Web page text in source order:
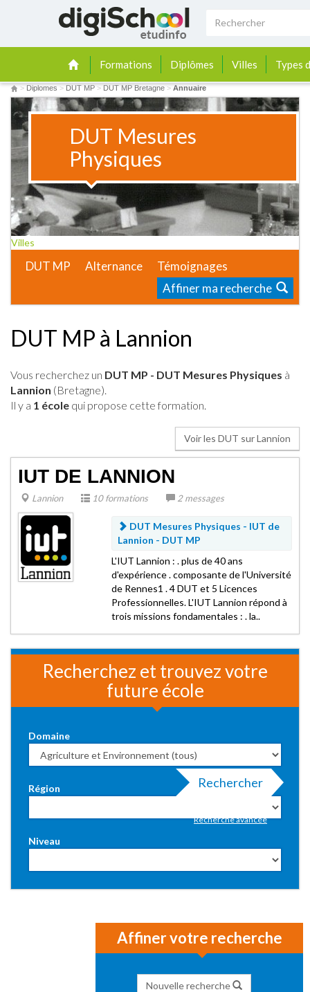
Formations Diplômes Villes Types
> Diplomes > DUT MP > DUT MP Bretagne > Annuaire
DUT Mesures
Physiques
Villes
DUT MP Alternance
Témoignages
Affiner ma recherche
DUT MP à Lannion
Vous recherchez un DUT MP - DUT Mesures Physiques à
Lannion (Bretagne).
Il y a 1 école qui propose cette formation.
Voir les DUT sur Lannion
IUT DE LANNION
Lannion 10 formations 2 messages
DUT Mesures Physiques - IUT de
Lannion - DUT MP
L'IUT Lannion : . plus de 40 ans
d'expérience . composante de l'Université
de Rennes1 . 4 DUT et 5 Licences
Professionnelles. L'IUT Lannion répond à
trois missions fondamentales : . la..
Recherchez et trouvez votre
future école
Domaine
Région
Niveau
Rechercher
Recherche avancée
Affiner votre recherche
Nouvelle recherche